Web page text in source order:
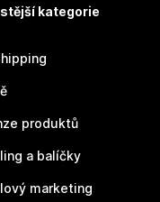
kategorie
produktů
a balíčky
marketing